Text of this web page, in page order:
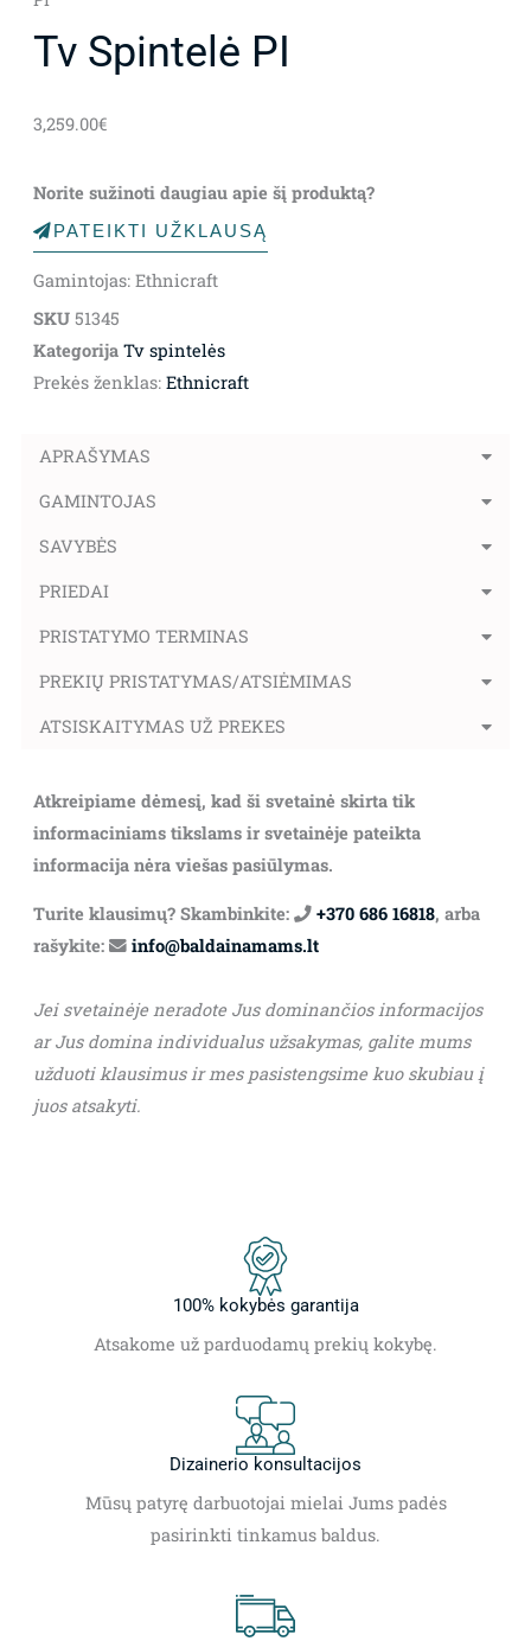
Tv Spintelė PI
3,259.00€
Norite sužinoti daugiau apie šį produktą?
PATEIKTI UŽKLAUSĄ
Gamintojas: Ethnicraft
SKU 51345
Kategorija Tv spintelės
Prekės ženklas: Ethnicraft
APRAŠYMAS
GAMINTOJAS
SAVYBĖS
PRIEDAI
PRISTATYMO TERMINAS
PREKIŲ PRISTATYMAS/ATSIĖMIMAS
ATSISKAITYMAS UŽ PREKES
Atkreipiame dėmesį, kad ši svetainė skirta tik
informaciniams tikslams ir svetainėje pateikta
informacija nėra viešas pasiūlymas.
Turite klausimų? Skambinkite: +370 686 16818, arba
rašykite:
info@baldainamams.lt
Jei svetainėje neradote Jus dominančios informacijos
ar Jus domina individualus užsakymas, galite mums
užduoti klausimus ir mes pasistengsime kuo skubiau į
juos atsakyti.
100% kokybės garantija
Atsakome už parduodamų prekių kokybę.
Dizainerio konsultacijos
Mūsų patyrę darbuotojai mielai Jums padės
pasirinkti tinkamus baldus.